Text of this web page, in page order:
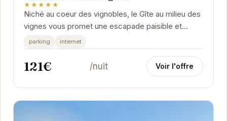
★★★★★
Niché au coeur des vignobles, le Gîte au milieu des
vignes vous promet une escapade paisible et
relaxante.
parking internet
121€ /nuit Voir l'offre